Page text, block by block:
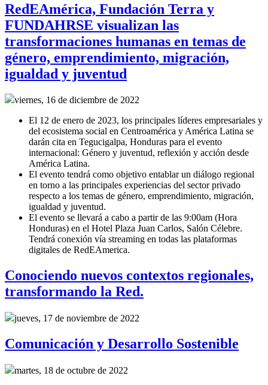
RedEAmérica, Fundación Terra y
FUNDAHRSE visualizan las
transformaciones humanas en temas de
género, emprendimiento, migración,
igualdad y juventud
viernes, 16 de diciembre de 2022
El 12 de enero de 2023, los principales líderes empresariales y
del ecosistema social en Centroamérica y América Latina se
darán cita en Tegucigalpa, Honduras para el evento
internacional: Género y juventud, reflexión y acción desde
América Latina.
El evento tendrá como objetivo entablar un diálogo regional
en torno a las principales experiencias del sector privado
respecto a los temas de género, emprendimiento, migración,
igualdad y juventud.
El evento se llevará a cabo a partir de las 9:00am (Hora
Honduras) en el Hotel Plaza Juan Carlos, Salón Célebre.
Tendrá conexión vía streaming en todas las plataformas
digitales de RedEAmerica.
Conociendo nuevos contextos regionales,
transformando la Red.
jueves, 17 de noviembre de 2022
Comunicación y Desarrollo Sostenible
martes, 18 de octubre de 2022